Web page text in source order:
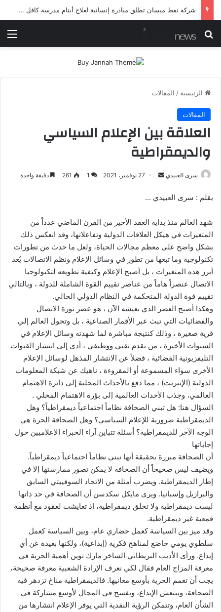
شرطة ميسان تلقي القبض على مطلقي العيارات النارية أثناء تشييع جنائزي في العمارة
بحث عن
الرئيسية / المقالات
المقالات
العلاقة بين الإعلام السياسي
والديمقراطية
سرى العبيدي
أرسل
إلكترونيا
27 نوفمبر، 2021 1
261 دقيقة واحدة
بقلم : سرى العبيدي …
شهد العالم منذ بداية العقد الأخير من القرن الماضي عدداً من
المتغيرات في هيكل العلاقات الدولية وتفاعلاتها، وقد انعكس ذلك
بشكل واضح على معظم مجالات الحياة، ولعل ما حدث من تطورات
تكنولوجية وما تبعها من تطور في وسائل الإعلام ونظم الاتصالات يُعد
أبرز هذه المتغيرات ، بل أصبح الإعلام وكيفية تطويعه لتكنولوجيا
الاتصال عنصراً هاماً من عناصر تقييم القوة الشاملة للدولة ، وبالتالي
تقييم قوة الدولة المتحكمة في النظام الدولي الحالي.
وهكذا أصبح العصر الذي نعيشه الآن ، هو عصر ثورة الاتصال
والفضائيات التي تبث عبر الأقمار الصناعية ، بل وتحول العالم إلي
قرية صغيرة ، وذلك كنتيجة مباشرة لما شهدته وسائل الإعلام في
السنوات الأخيرة ، من تقدم تقني ووظيفي ، أدى إلى انتشار القنوات
التليفزيونية الفضائية ، فضلاً عن الانتشار المذهل لوسائل الإعلام
الأخرى سواء المسموعة أو المقروءة ، ناهيك عن شبكة المعلومات
الدولية (الإنترنت) ، مما دفع بالأحداث المحلية إلى دائرة الاهتمام
العالمي، وجذب الأحداث العالمية إلى بؤرة الاهتمام المحلي .
السؤال هنا: هل تبني الصحافة نظاماً اجتماعياً ديمقراطياً؟ وهل
الديمقراطية ضرورية للإعلام السياسي؟ وهل الصحافة الحرة هي
الوجه الآخر للديمقراطية؟ أسئلة تتباين آراء الخبراء الإعلاميين حول
إجاباتها
أن الصحافة مبررة بحقيقة أنها تبني نظاماً اجتماعياً ديمقراطياً.
ويضيف ليس صحيحاً أن الصحافة لا يمكن تصور ممارستها إلا في
إطار الديمقراطية. ويضرب أمثلة من الاتحاد السوفييتي السابق
والبرازيل وإسبانيا. ويرى مايكل سكدسن أن الصحافة في حد ذاتها
ليست ديمقراطية ولا تخلق ديمقراطية، إذ تعايشت لعقود مع أنظمة
قمعية غير ديمقراطية.
وقد ميز بين السياسة كعمل حضاري عام، وبين السياسة كعمل
سلطوي يومي خاضع لمناهج فكرية (إبداعية)، ولكنها بعيدة عن أي
إبداع. ورأى الأديب البريطاني الساخر مارك توين أهمية الحرية في
معرفة المزاج العام فقال لكي نعرف الإرادة الشعبية معرفة صحيحة،
يجب أن تعمم الحرية بأوسع معانيها. فالديمقراطية مناخ تزدهر فيه
الصحافة، وينتعش الإبداع، ويفسح في المجال لأوسع مشاركة في
الشأن العام، وتتمكن الرؤية النقدية التي يوفر الإعلام انتشارها من